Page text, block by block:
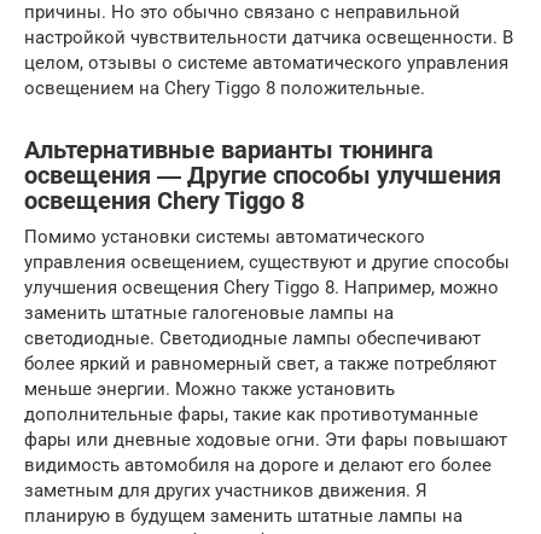
причины. Но это обычно связано с неправильной
настройкой чувствительности датчика освещенности. В
целом, отзывы о системе автоматического управления
освещением на Chery Tiggo 8 положительные.
Альтернативные варианты тюнинга
освещения ― Другие способы улучшения
освещения Chery Tiggo 8
Помимо установки системы автоматического
управления освещением, существуют и другие способы
улучшения освещения Chery Tiggo 8. Например, можно
заменить штатные галогеновые лампы на
светодиодные. Светодиодные лампы обеспечивают
более яркий и равномерный свет, а также потребляют
меньше энергии. Можно также установить
дополнительные фары, такие как противотуманные
фары или дневные ходовые огни. Эти фары повышают
видимость автомобиля на дороге и делают его более
заметным для других участников движения. Я
планирую в будущем заменить штатные лампы на